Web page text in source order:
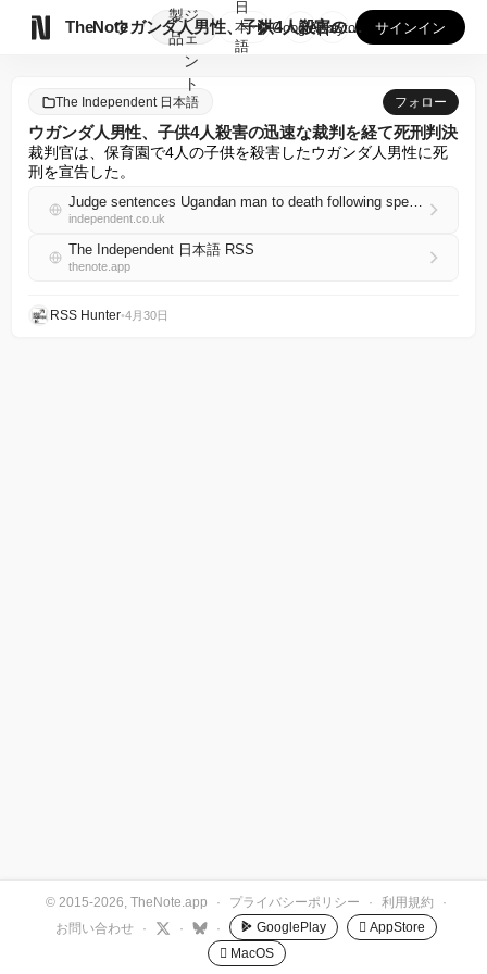
TheNote
製
品
ジ
ェ
ン
ト
ウガンダ人男性、子供4人殺害の迅速な裁判を経て死刑判決
日
本
語
GooglePlay
AppStore サインイン
The Independent 日本語 フォロー
ウガンダ人男性、子供4人殺害の迅速な裁判を経て死刑判決
裁判官は、保育園で4人の子供を殺害したウガンダ人男性に死
刑を宣告した。
Judge sentences Ugandan man to death following speedy trial for killing 4 children
independent.co.uk
The Independent 日本語 RSS
thenote.app
RSS Hunter•4月30日
© 2015-2026, TheNote.app · プライバシーポリシー · 利用規約
·
お問い合わせ
· · · GooglePlay
 AppStore
 MacOS